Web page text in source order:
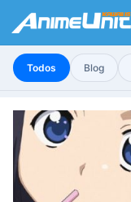
Todos Blog